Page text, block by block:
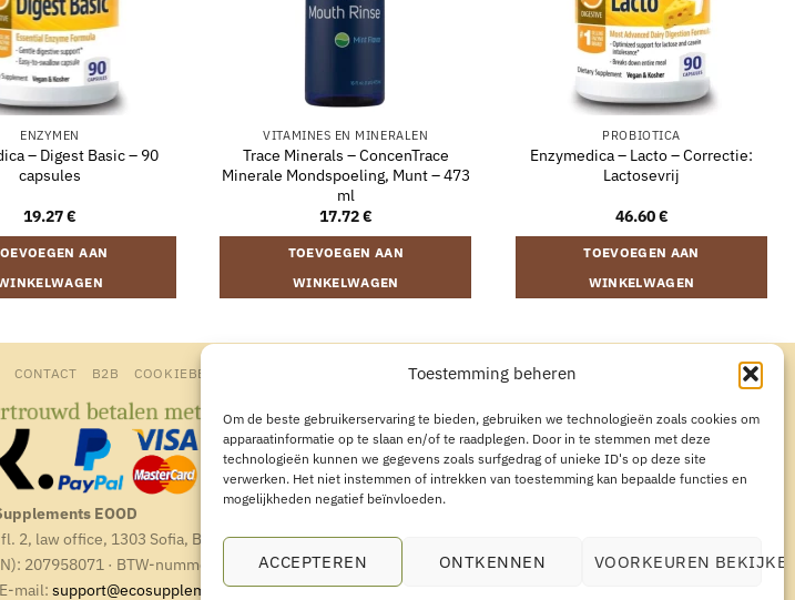
Toestemming beheren
Om de beste gebruikerservaring te bieden, gebruiken we technologieën zoals cookies om
apparaatinformatie op te slaan en/of te raadplegen. Door in te stemmen met deze
technologieën kunnen we gegevens zoals surfgedrag of unieke ID's op deze site
verwerken. Het niet instemmen of intrekken van toestemming kan bepaalde functies en
mogelijkheden negatief beïnvloeden.
ACCEPTEREN ONTKENNEN VOORKEUREN
ENZYMEN
– Digest Basic – 90
capsules
19.27€
AAN
VITAMINES EN MINERALEN
Trace Minerals – ConcenTrace
Minerale Mondspoeling, Munt – 473
ml
17.72€
TOEVOEGEN AAN
WINKELWAGEN
PROBIOTICA
Enzymedica – Lacto – Correctie:
Lactosevrij
46.60€
TOEVOEGEN AAN
WINKELWAGEN
CONTACT B2B COOKIEBELEID AANKOOP HERROEPEN
EOOD
2, law office, 1303 Sofia, Bulgarien
207958071 · BTW-nummer: BG207958071
mail: support@ecosupplements.eu